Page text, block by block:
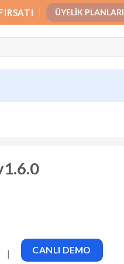
ÜYELIK PLANLARI
| CANLI DEMO